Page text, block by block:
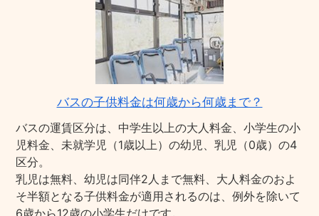
バスの子供料金は何歳から何歳まで？
バスの運賃区分は、中学生以上の大人料金、小学生の小
児料金、未就学児（1歳以上）の幼児、乳児（0歳）の4
区分。
乳児は無料、幼児は同伴2人まで無料、大人料金のおよ
そ半額となる子供料金が適用されるのは、例外を除いて
6歳から12歳の小学生だけです。